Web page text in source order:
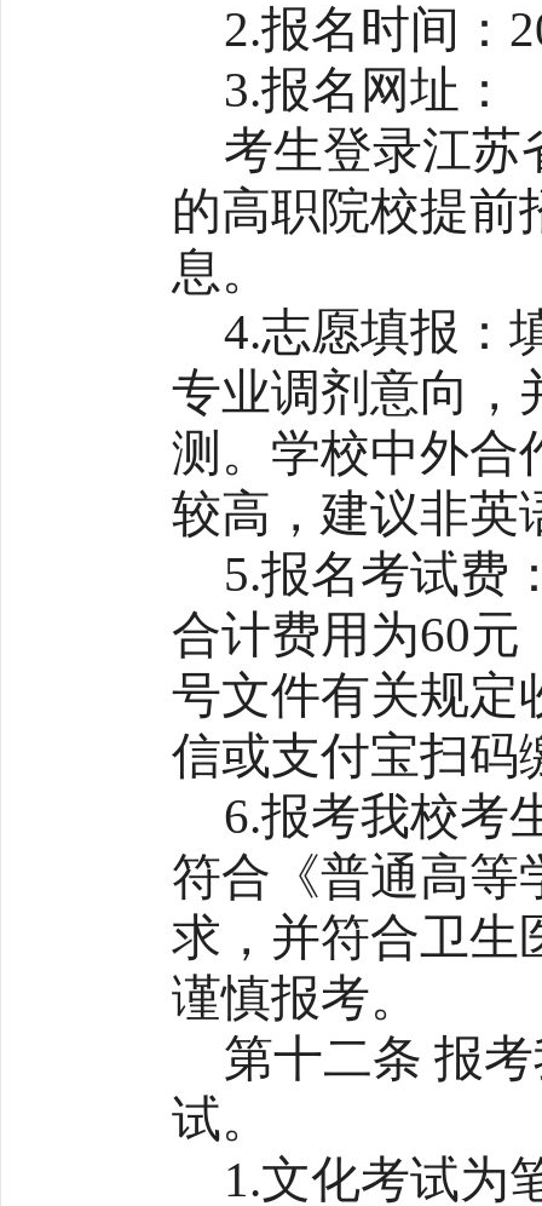
2.报名时间：
3.报名网址：
考生登录江苏
的高职院校提前
息。
4.志愿填报：
专业调剂意向，
测。学校中外合
较高，建议非英
5.报名考试费
合计费用为60元
号文件有关规定
信或支付宝扫码
6.报考我校考
符合《普通高等
求，并符合卫生
谨慎报考。
第十二条 报
试。
1.文化考试为